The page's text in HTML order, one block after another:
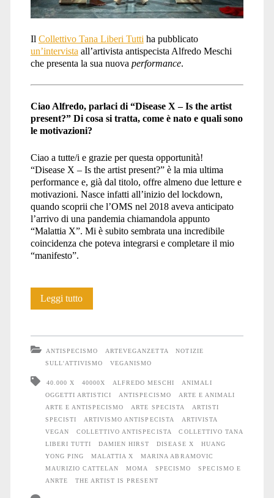
Il Collettivo Tana Liberi Tutti ha pubblicato
un’intervista all’artivista antispecista Alfredo Meschi
che presenta la sua nuova performance.
Ciao Alfredo, parlaci di “Disease X – Is the artist
present?” Di cosa si tratta, come è nato e quali sono
le motivazioni?
Ciao a tutte/i e grazie per questa opportunità!
“Disease X – Is the artist present?” è la mia ultima
performance e, già dal titolo, offre almeno due letture e
motivazioni. Nasce infatti all’inizio del lockdown,
quando scoprii che l’OMS nel 2018 aveva anticipato
l’arrivo di una pandemia chiamandola appunto
“Malattia X”. Mi è subito sembrata una incredibile
coincidenza che poteva integrarsi e completare il mio
“manifesto”.
Leggi tuttoIntervista:
–
Is
the
artist
present?
ANTISPECISMO ARTEVEGANZETTA
NOTIZIE
SULL'ATTIVISMO
VEGANISMO
40.000 X 40000X ALFREDO MESCHI
ANIMALI
OGGETTI ARTISTICI
ANTISPECISMO
ARTE E ANIMALI
ARTE E ANTISPECISMO
ARTE SPECISTA
ARTISTI
SPECISTI
ARTIVISMO ANTISPECISTA
ARTIVISTA
VEGAN
COLLETTIVO ANTISPECISTA
COLLETTIVO TANA
LIBERI TUTTI
DAMIEN HIRST DISEASE X
HUANG
YONG PING
MALATTIA X
MARINA ABRAMOVIC
MAURIZIO CATTELAN
MOMA SPECISMO
SPECISMO E
ANRTE
THE ARTIST IS PRESENT